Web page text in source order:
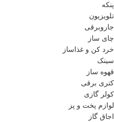
پنکه
تلویزیون
جاروبرقی
چای ساز
خرد کن و غذاساز
سینک
قهوه ساز
کتری برقی
کولر گازی
لوازم پخت و پز
اجاق گاز